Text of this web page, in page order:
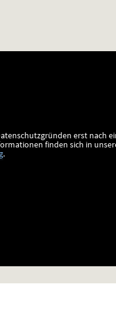
erst nach
finden sich in
.